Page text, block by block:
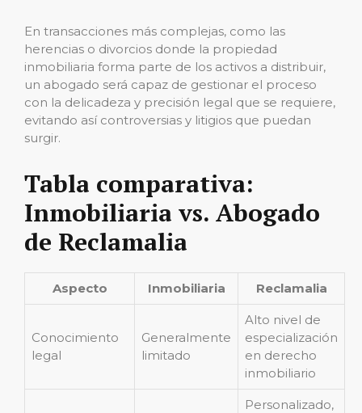
En transacciones más complejas, como las
herencias o divorcios donde la propiedad
inmobiliaria forma parte de los activos a distribuir,
un abogado será capaz de gestionar el proceso
con la delicadeza y precisión legal que se requiere,
evitando así controversias y litigios que puedan
surgir.
Tabla comparativa:
Inmobiliaria vs. Abogado
de Reclamalia
Aspecto Inmobiliaria Reclamalia
Conocimiento
legal
Generalmente
limitado
Alto nivel de
especialización
en derecho
inmobiliario
Personalizado,